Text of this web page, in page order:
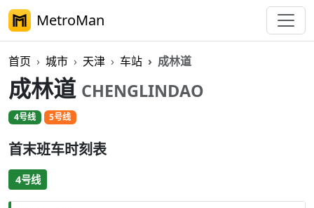
MetroMan
首页 城市 天津 车站 成林道
成林道 CHENGLINDAO
4号线 5号线
首末班车时刻表
4号线